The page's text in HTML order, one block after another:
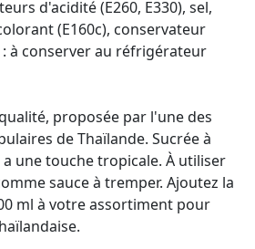
d'acidité (E260, E330), sel,
(E160c), conservateur
: à conserver au réfrigérateur
proposée par l'une des
de Thaïlande. Sucrée à
a une touche tropicale. À utiliser
sauce à tremper. Ajoutez la
ml à votre assortiment pour